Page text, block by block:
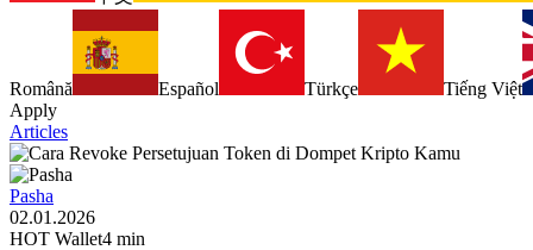
Română Español Türkçe
Tiếng Việt
Apply
Articles
Pasha
02.01.2026
HOT Wallet4 min